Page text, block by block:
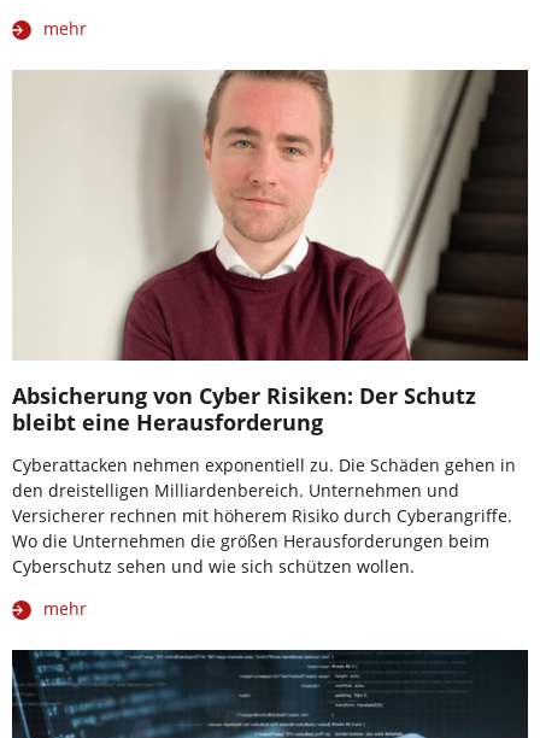
mehr
Absicherung von Cyber Risiken: Der Schutz
bleibt eine Herausforderung
Cyberattacken nehmen exponentiell zu. Die Schäden gehen in
den dreistelligen Milliardenbereich. Unternehmen und
Versicherer rechnen mit höherem Risiko durch Cyberangriffe.
Wo die Unternehmen die größen Herausforderungen beim
Cyberschutz sehen und wie sich schützen wollen.
mehr